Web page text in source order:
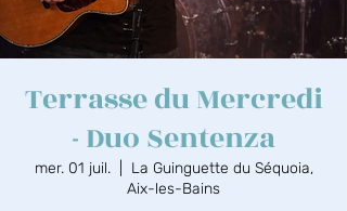
Terrasse du Mercredi
- Duo Sentenza
mer. 01 juil.
  |
La Guinguette du Séquoia,
Aix-les-Bains